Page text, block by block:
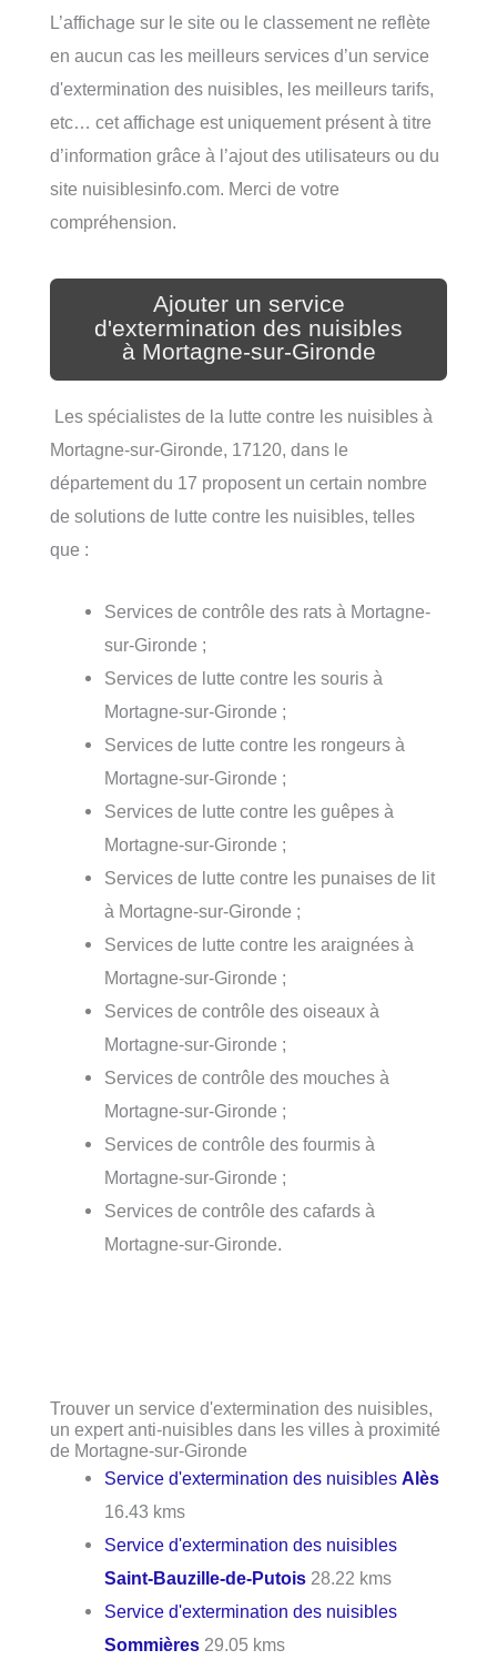
L’affichage sur le site ou le classement ne reflète
en aucun cas les meilleurs services d’un service
d'extermination des nuisibles, les meilleurs tarifs,
etc… cet affichage est uniquement présent à titre
d’information grâce à l’ajout des utilisateurs ou du
site nuisiblesinfo.com. Merci de votre
compréhension.
Ajouter un service
d'extermination des nuisibles
à Mortagne-sur-Gironde
Les spécialistes de la lutte contre les nuisibles à
Mortagne-sur-Gironde, 17120, dans le
département du 17 proposent un certain nombre
de solutions de lutte contre les nuisibles, telles
que :
Services de contrôle des rats à Mortagne-
sur-Gironde ;
Services de lutte contre les souris à
Mortagne-sur-Gironde ;
Services de lutte contre les rongeurs à
Mortagne-sur-Gironde ;
Services de lutte contre les guêpes à
Mortagne-sur-Gironde ;
Services de lutte contre les punaises de lit
à Mortagne-sur-Gironde ;
Services de lutte contre les araignées à
Mortagne-sur-Gironde ;
Services de contrôle des oiseaux à
Mortagne-sur-Gironde ;
Services de contrôle des mouches à
Mortagne-sur-Gironde ;
Services de contrôle des fourmis à
Mortagne-sur-Gironde ;
Services de contrôle des cafards à
Mortagne-sur-Gironde.
Trouver un service d'extermination des nuisibles,
un expert anti-nuisibles dans les villes à proximité
de Mortagne-sur-Gironde
Service d'extermination des nuisiblesAlès
16.43 kms
Service d'extermination des nuisibles
Saint-Bauzille-de-Putois 28.22 kms
Service d'extermination des nuisibles
Sommières 29.05 kms